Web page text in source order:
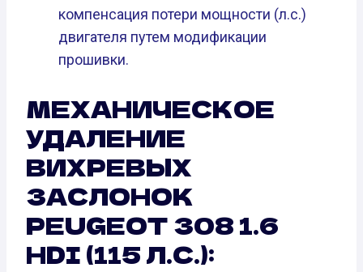
компенсация потери мощности (л.с.)
двигателя путем модификации
прошивки.
МЕХАНИЧЕСКОЕ
УДАЛЕНИЕ
ВИХРЕВЫХ
ЗАСЛОНОК
PEUGEOT 308 1.6
HDI (115 Л.С.):